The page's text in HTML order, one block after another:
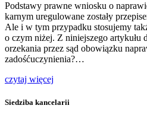
Podstawy prawne wniosku o
karnym uregulowane zostały
Ale i w tym przypadku stosujemy
o czym niżej. Z niniejszego artykułu
orzekania przez sąd obowiązku
zadośćuczynienia?…
czytaj więcej
Siedziba kancelarii